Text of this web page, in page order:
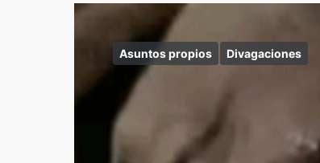
Asuntos propios Divagaciones